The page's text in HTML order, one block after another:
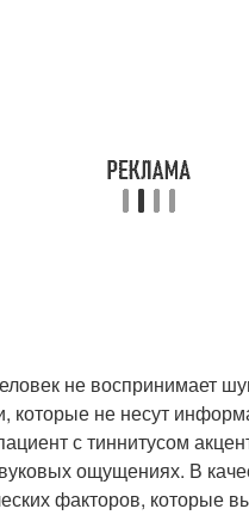
не воспринимает
которые не несут
с тиннитусом
ощущениях. В
факторов, которые